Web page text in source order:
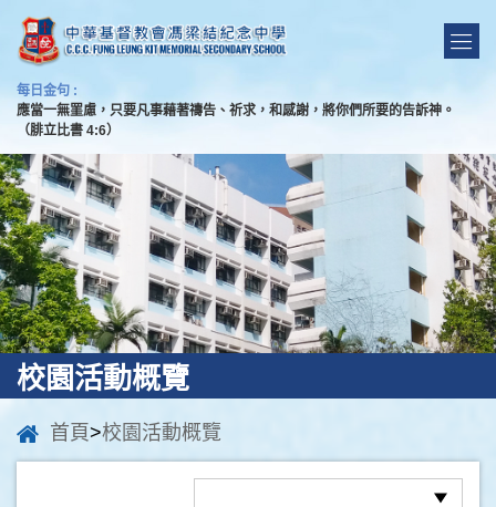
每日金句 :
應當一無罣慮，只要凡事藉著禱告、祈求，和感謝，將你們所要的告訴神。
（腓立比書 4:6）
校園活動概覽
首頁>校園活動概覽